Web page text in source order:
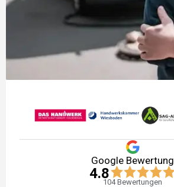
Google Bewertung
4.8
104Bewertungen